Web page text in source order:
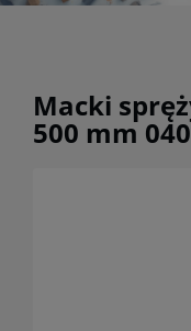
Macki
500 mm